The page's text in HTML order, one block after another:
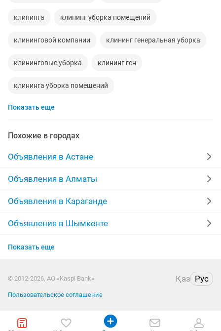
клининга клининг уборка помещений
клининговой компании клининг генеральная уборка
клининговые уборка клининг ген
клининга уборка помещений
клининг качественная уборка
клининг качественная
клининг генеральная
клининговая уборка
Показать еще
Похожие в городах
Объявления в Астане
Объявления в Алматы
Объявления в Караганде
Объявления в Шымкенте
Объявления в Усть-Каменогорске
Объявления в Павлодаре
Показать еще
© 2012-2026, АО «Kaspi Bank» Қаз Рус
Пользовательское соглашение